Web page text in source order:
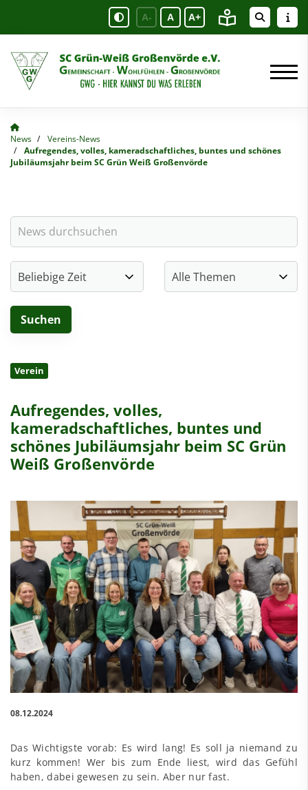
A- A A+
News
Vereins-News
Aufregendes, volles, kameradschaftliches, buntes und schönes
Jubiläumsjahr beim SC Grün Weiß Großenvörde
Verein
Aufregendes, volles,
kameradschaftliches, buntes und
schönes Jubiläumsjahr beim SC Grün
Weiß Großenvörde
08.12.2024
Das Wichtigste vorab: Es wird lang! Es soll ja niemand zu
kurz kommen! Wer bis zum Ende liest, wird das Gefühl
haben, dabei gewesen zu sein. Aber nur fast.